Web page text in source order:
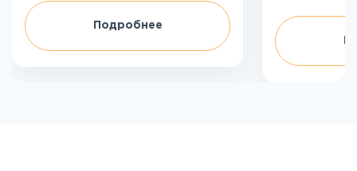
Подробнее